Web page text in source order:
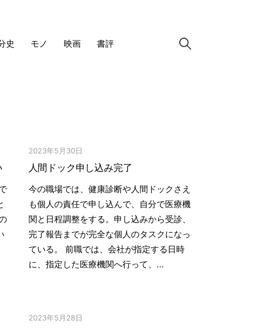
史 モノ 映画 書評 検
2023年5月30日
人間ドック申し込み完了
今の職場では、健康診断や人間ドックさえ
も個人の責任で申し込んで、自分で医療機
関と日程調整をする。申し込みから受診、
完了報告までが完全な個人のタスクになっ
ている。 前職では、会社が指定する日時
に、指定した医療機関へ行って、...
2023年5月28日